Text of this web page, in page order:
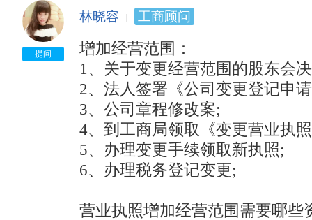
提问
林晓容 工商顾问
增加经营范围：
1、关于变更经营范围的股东
2、法人签署《公司变更登记
3、公司章程修改案;
4、到工商局领取《变更营业
5、办理变更手续领取新执
6、办理税务登记变更;
营业执照增加经营范围需要